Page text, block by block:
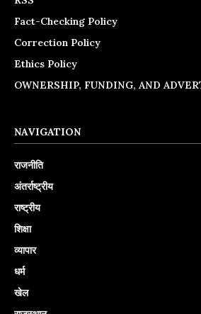
Fact-Checking Policy
Correction Policy
Ethics Policy
OWNERSHIP, FUNDING, AND
NAVIGATION
राजनीति
अंतर्राष्ट्रीय
राष्ट्रीय
शिक्षा
व्यापार
धर्म
खेल